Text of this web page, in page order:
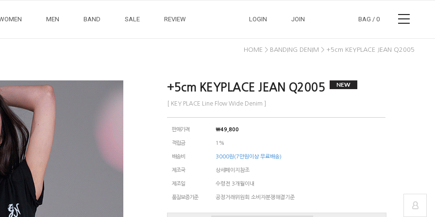
MEN BAND SALE REVIEW LOGIN JOIN BAG / 0
HOME > BANDING DENIM > +5cm KEYPLACE JEAN Q2005
+5cm KEYPLACE JEAN Q2005
[ KEY PLACE Line Flow Wide Denim ]
판매가격 ￦49,800
적립금 1%
배송비 3000원(7만원이상 무료배송)
제조국 상세페이지참조
제조일 수령전 3개월이내
품질보증기준 공정거래위원회 소비자분쟁해결기준